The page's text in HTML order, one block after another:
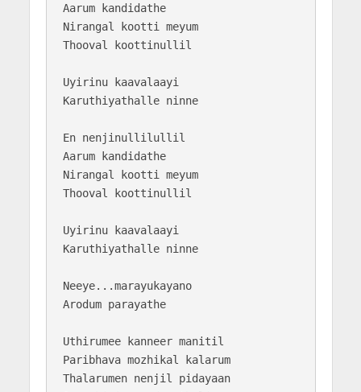
Aarum kandidathe
Nirangal kootti meyum
Thooval koottinullil
Uyirinu kaavalaayi
Karuthiyathalle ninne
En nenjinullilullil
Aarum kandidathe
Nirangal kootti meyum
Thooval koottinullil
Uyirinu kaavalaayi
Karuthiyathalle ninne
Neeye...marayukayano
Arodum parayathe
Uthirumee kanneer manitil
Paribhava mozhikal kalarum
Thalarumen nenjil pidayaan